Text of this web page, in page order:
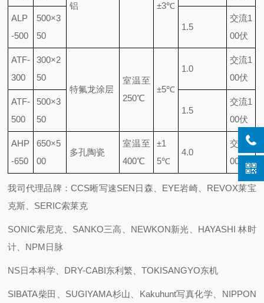
铝
±3℃
ALP
-500
500×3
50
1.5
交流1
00伏
ATF-
300
300×2
50
特氟龙涂层
室温至
250℃
±5℃
1.0
交流1
00伏
ATF-
500
500×3
50
1.5
交流1
00伏
AHP
-650
650×5
00
多孔陶瓷
室温至
400℃
±1
5℃
4.0
交流2
00伏
我司代理品牌：CCS晰写速SEN日森、EYE岩崎、REVOX莱宝
克斯、SERIC索莱克
SONIC索尼克、SANKO三高、NEWKON新光、HAYASHI 林时
计、NPM日脉
NS日本科学、DRY-CABI东利繁、TOKISANGYO东机
SIBATA柴田、SUGIYAMA杉山、Kakuhunt写真化学、NIPPON